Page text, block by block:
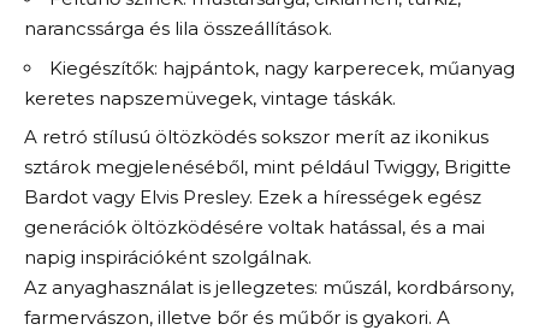
narancssárga és lila összeállítások.
Kiegészítők: hajpántok, nagy karperecek, műanyag
keretes napszemüvegek, vintage táskák.
A retró stílusú öltözködés sokszor merít az ikonikus
sztárok megjelenéséből, mint például Twiggy, Brigitte
Bardot vagy Elvis Presley. Ezek a hírességek egész
generációk öltözködésére voltak hatással, és a mai
napig inspirációként szolgálnak.
Az anyaghasználat is jellegzetes: műszál, kordbársony,
farmervászon, illetve bőr és műbőr is gyakori. A